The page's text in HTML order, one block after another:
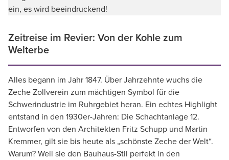
ein, es wird beeindruckend!
Zeitreise im Revier: Von der Kohle zum
Welterbe
Alles begann im Jahr 1847. Über Jahrzehnte wuchs die
Zeche Zollverein zum mächtigen Symbol für die
Schwerindustrie im Ruhrgebiet heran. Ein echtes Highlight
entstand in den 1930er-Jahren: Die Schachtanlage 12.
Entworfen von den Architekten Fritz Schupp und Martin
Kremmer, gilt sie bis heute als „schönste Zeche der Welt“.
Warum? Weil sie den Bauhaus-Stil perfekt in den